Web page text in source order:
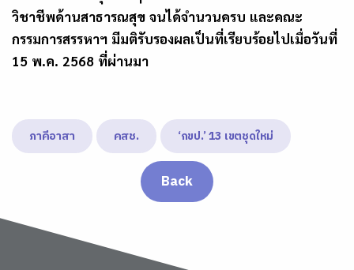
วิชาชีพด้านสาธารณสุข จนได้จำนวนครบ และคณะ
กรรมการสรรหาฯ มีมติรับรองผลเป็นที่เรียบร้อยไปเมื่อวันที่
15 พ.ค. 2568 ที่ผ่านมา
ภาคีอาสา คสช. ‘กขป.’ 13 เขตชุดใหม่
Back